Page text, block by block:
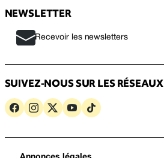
NEWSLETTER
Recevoir les newsletters
SUIVEZ-NOUS SUR LES RÉSEAUX